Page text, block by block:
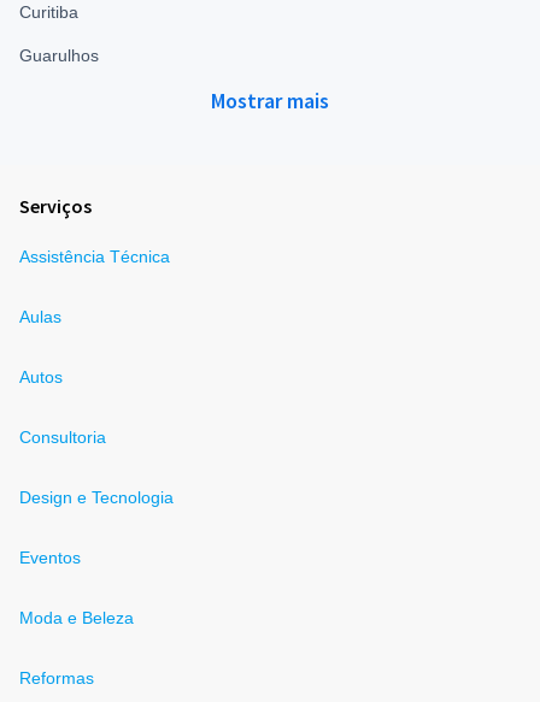
Curitiba
Guarulhos
Mostrar mais
Serviços
Assistência Técnica
Aulas
Autos
Consultoria
Design e Tecnologia
Eventos
Moda e Beleza
Reformas